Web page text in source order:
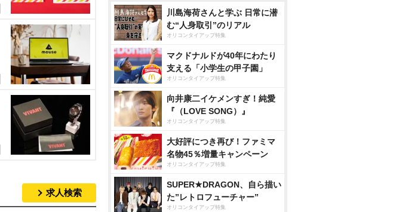
求人検索
川島海荷さんと学ぶ 日常に潜
む“人身取引”のリアル
オリコンタイアップ特集
マクドナルドが40年にわたり
支える「小学生の甲子園」
オリコンタイアップ特集
向井康二イケメンすぎ！純愛
『（LOVE SONG）』
オリコンタイアップ特集
大好評につき再び！ファミマ
名物45％増量キャンペーン
オリコンタイアップ特集
SUPER★DRAGON、自ら描い
た”レトロフューチャー”
オリコンタイアップ特集